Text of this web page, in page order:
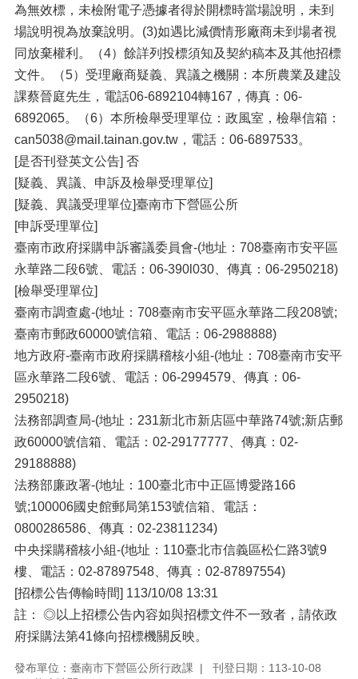
為無效標，未檢附電子憑據者得於開標時當場說明，未到
場說明視為放棄說明。(3)如遇比減價情形廠商未到場者視
同放棄權利。（4）餘詳列投標須知及契約稿本及其他招標
文件。（5）受理廠商疑義、異議之機關：本所農業及建設
課蔡晉庭先生，電話06-6892104轉167，傳真：06-
6892065。（6）本所檢舉受理單位：政風室，檢舉信箱：
can5038@mail.tainan.gov.tw，電話：06-6897533。
[是否刊登英文公告] 否
[疑義、異議、申訴及檢舉受理單位]
[疑義、異議受理單位]臺南市下營區公所
[申訴受理單位]
臺南市政府採購申訴審議委員會-(地址：708臺南市安平區
永華路二段6號、電話：06-390l030、傳真：06-2950218)
[檢舉受理單位]
臺南市調查處-(地址：708臺南市安平區永華路二段208號;
臺南市郵政60000號信箱、電話：06-2988888)
地方政府-臺南市政府採購稽核小組-(地址：708臺南市安平
區永華路二段6號、電話：06-2994579、傳真：06-
2950218)
法務部調查局-(地址：231新北市新店區中華路74號;新店郵
政60000號信箱、電話：02-29177777、傳真：02-
29188888)
法務部廉政署-(地址：100臺北市中正區博愛路166
號;100006國史館郵局第153號信箱、電話：
0800286586、傳真：02-23811234)
中央採購稽核小組-(地址：110臺北市信義區松仁路3號9
樓、電話：02-87897548、傳真：02-87897554)
[招標公告傳輸時間] 113/10/08 13:31
註： ◎以上招標公告內容如與招標文件不一致者，請依政
府採購法第41條向招標機關反映。
發布單位：臺南市下營區公所行政課
刊登日期：113-10-08